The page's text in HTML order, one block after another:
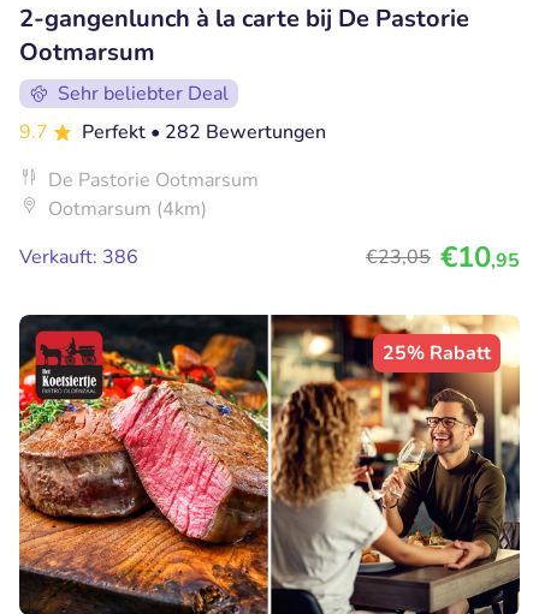
2-gangenlunch à la carte bij De Pastorie
Ootmarsum
Sehr beliebter Deal
9.7
Perfekt • 282 Bewertungen
De Pastorie Ootmarsum
Ootmarsum (4km)
Verkauft: 386
€23,05 €10,95
25% Rabatt